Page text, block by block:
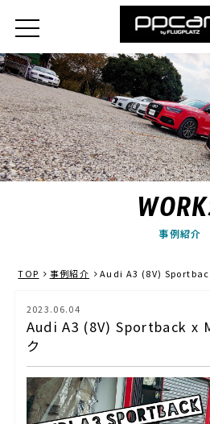
事例紹介
TOP 事例紹介 Audi A3 (8V)
2023.06.04
Audi A3 (8V) Sportback x
ク